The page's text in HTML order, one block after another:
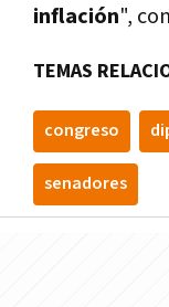
inflación",
TEMAS
congreso
senadores